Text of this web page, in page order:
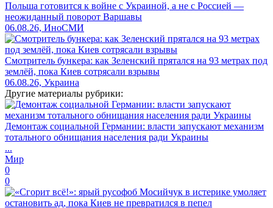
Польша готовится к войне с Украиной, а не с Россией —
неожиданный поворот Варшавы
06.08.26, ИноСМИ
Смотритель бункера: как Зеленский прятался на 93 метрах под
землёй, пока Киев сотрясали взрывы
06.08.26, Украина
Другие материалы рубрики:
Демонтаж социальной Германии: власти запускают механизм
тотального обнищания населения ради Украины
...
Мир
0
0